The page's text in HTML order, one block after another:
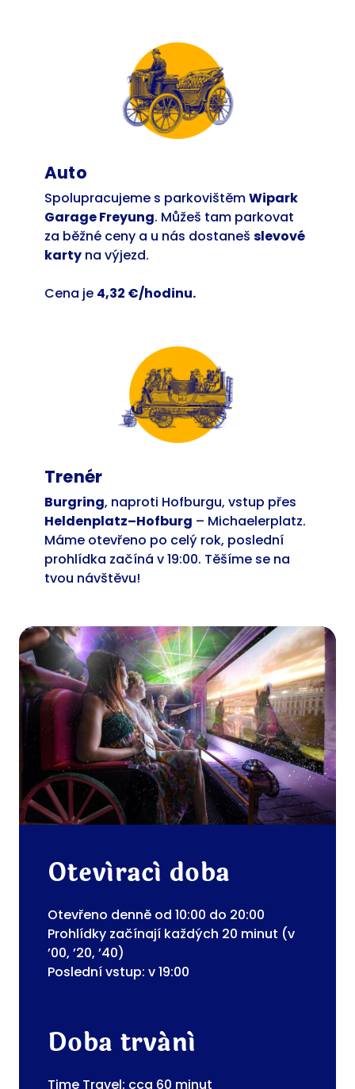
Auto
Spolupracujeme s parkovištěmWipark
Garage Freyung. Můžeš tam parkovat
za běžné ceny a u nás dostaneš slevové
karty na výjezd.
Cena je 4,32 €/hodinu.
Trenér
Burgring, naproti Hofburgu, vstup přes
Heldenplatz–Hofburg – Michaelerplatz.
Máme otevřeno po celý rok, poslední
prohlídka začíná v 19:00. Těšíme se na
tvou návštěvu!
Otevírací doba
Otevřeno denně od 10:00 do 20:00
Prohlídky začínají každých 20 minut (v
’00, ’20, ’40)
Poslední vstup: v 19:00
Doba trvání
Time Travel: cca 60 minut